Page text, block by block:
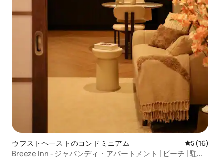
ウフストヘーストのコンドミニアム レビュー
5 (16)
Breeze Inn - ジャパンディ・アパートメント | ビーチ | 駐車